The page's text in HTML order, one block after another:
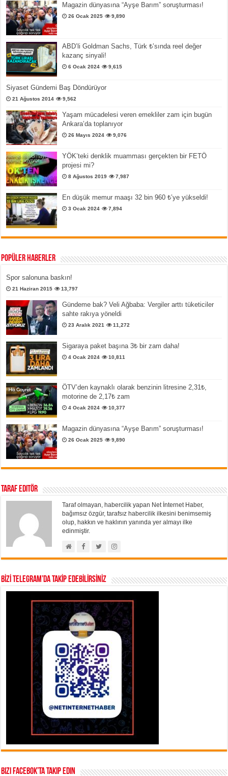
Magazin dünyasına “Ayşe Barım” soruşturması!
26 Ocak 2025 9,890
ABD’li Goldman Sachs, Türk ₺’sında reel değer
kazanç sinyali!
6 Ocak 2024 9,615
Siyaset Gündemi Baş Döndürüyor
21 Ağustos 2014 9,562
Yaşam mücadelesi veren emekliler zam için bugün
Ankara’da toplanıyor
26 Mayıs 2024 9,076
YÖK’teki denklik muamması gerçekten bir FETÖ
projesi mi?
8 Ağustos 2019 7,987
En düşük memur maaşı 32 bin 960 ₺’ye yükseldi!
3 Ocak 2024 7,894
Popüler Haberler
Spor salonuna baskın!
21 Haziran 2015 13,797
Gündeme bak? Veli Ağbaba: Vergiler arttı tüketiciler
sahte rakıya yöneldi
23 Aralık 2021 11,272
Sigaraya paket başına 3₺ bir zam daha!
4 Ocak 2024 10,811
ÖTV’den kaynaklı olarak benzinin litresine 2,31₺,
motorine de 2,17₺ zam
4 Ocak 2024 10,377
Magazin dünyasına “Ayşe Barım” soruşturması!
26 Ocak 2025 9,890
Taraf Editör
Taraf olmayan, habercilik yapan Net İnternet Haber,
bağımsız özgür, tarafsız habercilik ilkesini benimsemiş
olup, hakkın ve haklının yanında yer almayı ilke
edinmiştir.
BİZİ TELEGRAM’DA TAKİP EDEBİLİRSİNİZ
Bizi Facebok’ta takip edin